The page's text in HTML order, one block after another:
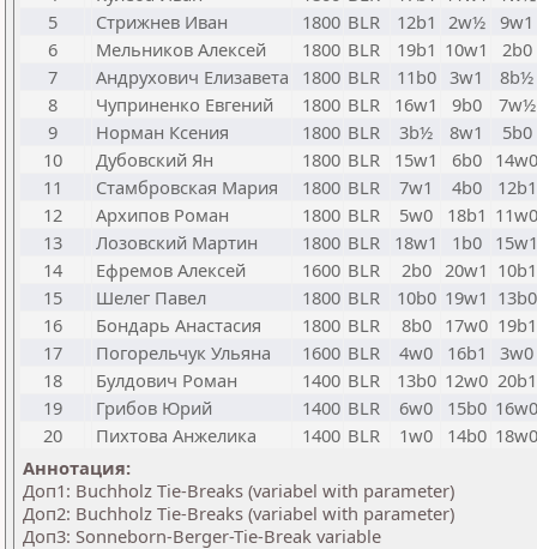
5
Стрижнев Иван 1800 BLR 12b1 2w½
9w1
6
Мельников Алексей 1800 BLR 19b1 10w1
2b0
7
Андрухович Елизавета 1800 BLR 11b0 3w1
8b½
8
Чуприненко Евгений 1800 BLR 16w1 9b0
7w½
9
Норман Ксения 1800 BLR 3b½ 8w1
5b0
10
Дубовский Ян 1800 BLR 15w1 6b0
14w0
11
Стамбровская Мария 1800 BLR 7w1 4b0
12b1
12
Архипов Роман 1800 BLR 5w0 18b1 11w0
13
Лозовский Мартин 1800 BLR 18w1 1b0
15w1
14
Ефремов Алексей 1600 BLR 2b0 20w1 10b1
15
Шелег Павел 1800 BLR 10b0 19w1 13b0
16
Бондарь Анастасия 1800 BLR 8b0 17w0 19b1
17
Погорельчук Ульяна 1600 BLR 4w0 16b1
3w0
18
Булдович Роман 1400 BLR 13b0 12w0 20b1
19
Грибов Юрий 1400 BLR 6w0 15b0 16w0
20
Пихтова Анжелика 1400 BLR 1w0 14b0 18w0
Аннотация:
Доп1: Buchholz Tie-Breaks (variabel with parameter)
Доп2: Buchholz Tie-Breaks (variabel with parameter)
Доп3: Sonneborn-Berger-Tie-Break variable